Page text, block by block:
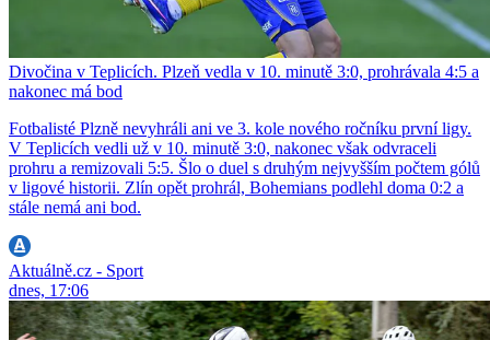
Divočina v Teplicích. Plzeň vedla v 10. minutě 3:0, prohrávala 4:5 a
nakonec má bod
Fotbalisté Plzně nevyhráli ani ve 3. kole nového ročníku první ligy.
V Teplicích vedli už v 10. minutě 3:0, nakonec však odvraceli
prohru a remizovali 5:5. Šlo o duel s druhým nejvyšším počtem gólů
v ligové historii. Zlín opět prohrál, Bohemians podlehl doma 0:2 a
stále nemá ani bod.
Aktuálně.cz - Sport
dnes, 17:06